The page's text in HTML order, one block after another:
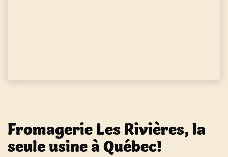
Fromagerie Les Rivières, la
seule usine à Québec!